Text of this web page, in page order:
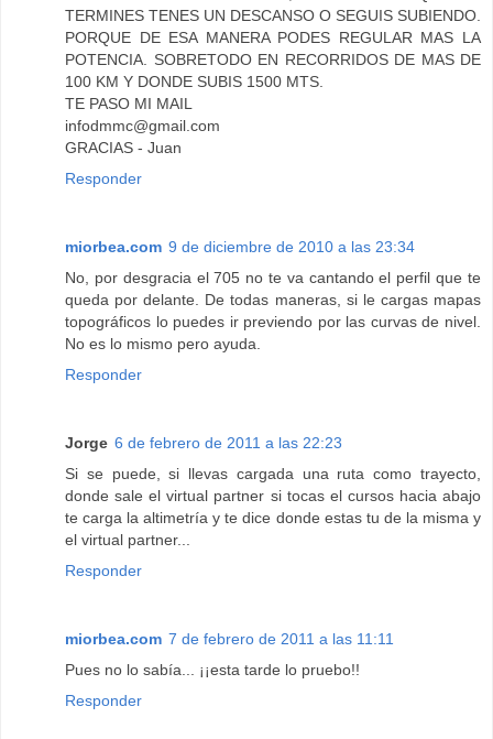
TERMINES TENES UN DESCANSO O SEGUIS SUBIENDO.
PORQUE DE ESA MANERA PODES REGULAR MAS LA
POTENCIA. SOBRETODO EN RECORRIDOS DE MAS DE
100 KM Y DONDE SUBIS 1500 MTS.
TE PASO MI MAIL
infodmmc@gmail.com
GRACIAS - Juan
Responder
miorbea.com 9 de diciembre de 2010 a las 23:34
No, por desgracia el 705 no te va cantando el perfil que te
queda por delante. De todas maneras, si le cargas mapas
topográficos lo puedes ir previendo por las curvas de nivel.
No es lo mismo pero ayuda.
Responder
Jorge 6 de febrero de 2011 a las 22:23
Si se puede, si llevas cargada una ruta como trayecto,
donde sale el virtual partner si tocas el cursos hacia abajo
te carga la altimetría y te dice donde estas tu de la misma y
el virtual partner...
Responder
miorbea.com 7 de febrero de 2011 a las 11:11
Pues no lo sabía... ¡¡esta tarde lo pruebo!!
Responder